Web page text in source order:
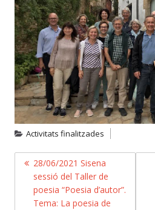
Activitats finalitzades
NAVEGACIÓ
D'ENTRADES
28/06/2021 Sisena
sessió del Taller de
poesia “Poesia d’autor”.
Tema: La poesia de